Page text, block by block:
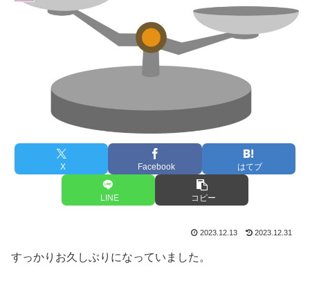
X Facebook はてブ
LINE コピー
2023.12.13 2023.12.31
すっかりお久しぶりになっていました。